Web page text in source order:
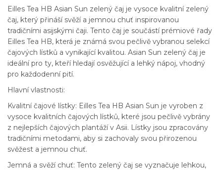
Eilles Tea HB Asian Sun zelený čaj je vysoce kvalitní zelený
čaj, který přináší svěží a jemnou chuť inspirovanou
tradičními asijskými čaji. Tento čaj je součástí prémiové řady
Eilles Tea HB, která je známá svou pečlivě vybranou selekcí
čajových lístků a vynikající kvalitou. Asian Sun zelený čaj je
ideální pro ty, kteří hledají osvěžující a lehký nápoj, vhodný
pro každodenní pití.
Hlavní vlastnosti:
Kvalitní čajové lístky: Eilles Tea HB Asian Sun je vyroben z
vysoce kvalitních čajových lístků, které jsou pečlivě vybrány
z nejlepších čajových plantáží v Asii. Lístky jsou zpracovány
tradičními metodami, aby si zachovaly svou přirozenou
svěžest a jemnou chuť.
Jemná a svěží chuť: Tento zelený čaj se vyznačuje lehkou,